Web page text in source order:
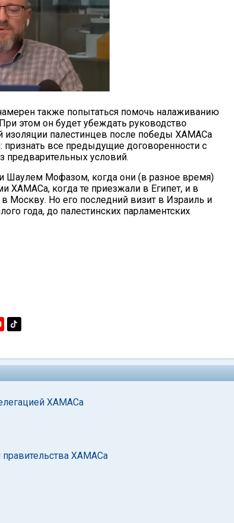
также попытаться помочь налаживанию
этом он будет убеждать руководство
изоляции палестинцев после победы ХАМАСа
признать все предыдущие договоренности с
предварительных условий.
Шаулем Мофазом, когда они (в разное время)
ХАМАСа, когда те приезжали в Египет, и в
Москву. Но его последний визит в Израиль и
года, до палестинских парламентских
ХАМАСа
правительства ХАМАСа